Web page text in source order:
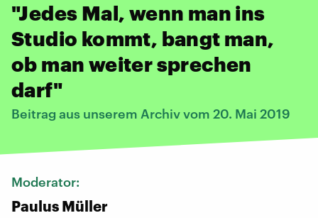
"Jedes Mal, wenn man ins
Studio kommt, bangt man,
ob man weiter sprechen
darf"
Beitrag aus unserem Archiv vom 20. Mai 2019
Moderator:
Paulus Müller